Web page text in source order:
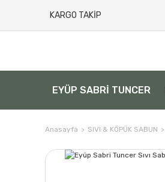
KARGO TAKİP
EYÜP SABRİ TUNCER
Anasayfa SIVI & KÖPÜK SABUN